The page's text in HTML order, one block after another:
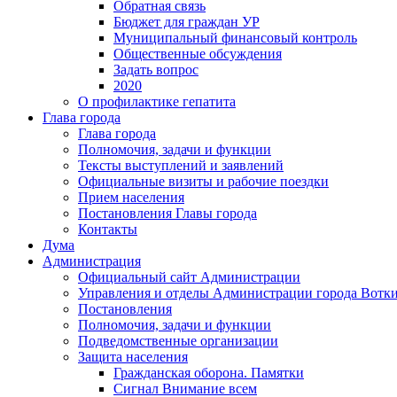
Обратная связь
Бюджет для граждан УР
Муниципальный финансовый контроль
Общественные обсуждения
Задать вопрос
2020
О профилактике гепатита
Глава города
Глава города
Полномочия, задачи и функции
Тексты выступлений и заявлений
Официальные визиты и рабочие поездки
Прием населения
Постановления Главы города
Контакты
Дума
Администрация
Официальный сайт Администрации
Управления и отделы Администрации города
Постановления
Полномочия, задачи и функции
Подведомственные организации
Защита населения
Гражданская оборона. Памятки
Сигнал Внимание всем